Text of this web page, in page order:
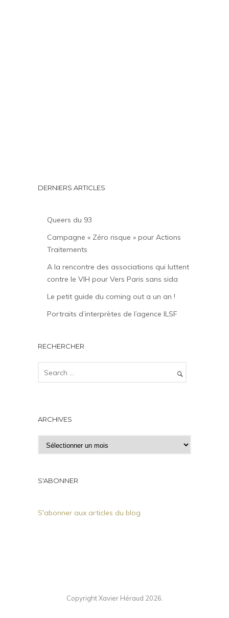
DERNIERS ARTICLES
Queers du 93
Campagne « Zéro risque » pour Actions
Traitements
A la rencontre des associations qui luttent
contre le VIH pour Vers Paris sans sida
Le petit guide du coming out a un an !
Portraits d’interprètes de l’agence ILSF
RECHERCHER
ARCHIVES
r
h
e
S'ABONNER
S'abonner aux articles du blog
Copyright Xavier Héraud 2026.